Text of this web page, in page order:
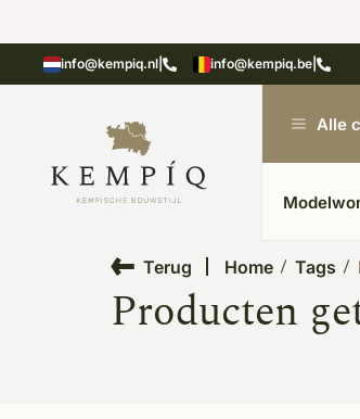
info@kempiq.nl info@kempiq.be
in Kesteren Unieke
Alle
Terug Home Tags
Producten